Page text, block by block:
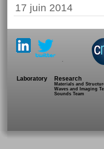
17 juin 2014
.
Laboratory Research
Materials and
Waves and Imaging
Sounds Team